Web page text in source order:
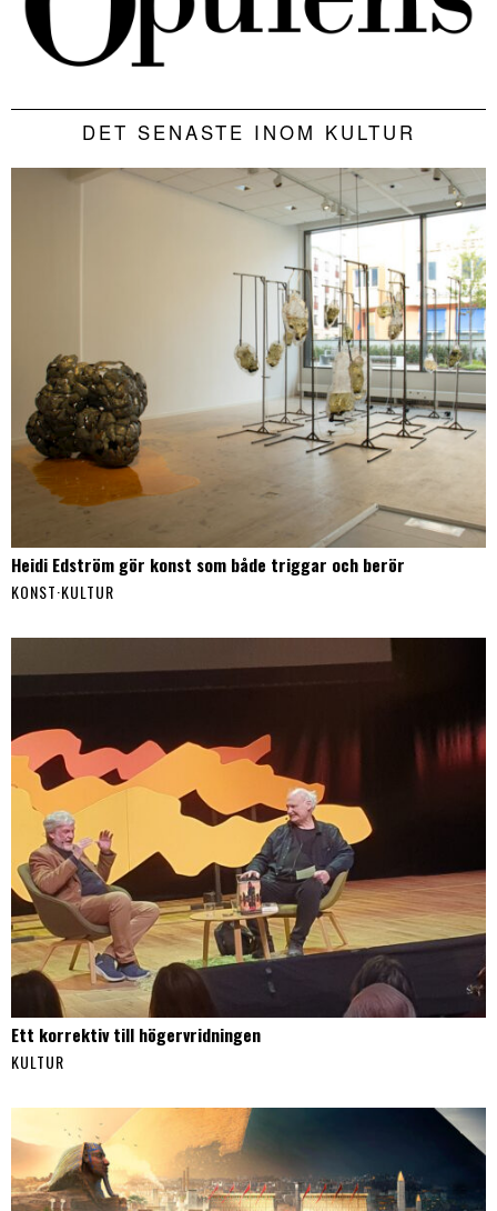
DET SENASTE INOM KULTUR
Heidi Edström gör konst som både triggar och berör
KONST·KULTUR
Ett korrektiv till högervridningen
KULTUR